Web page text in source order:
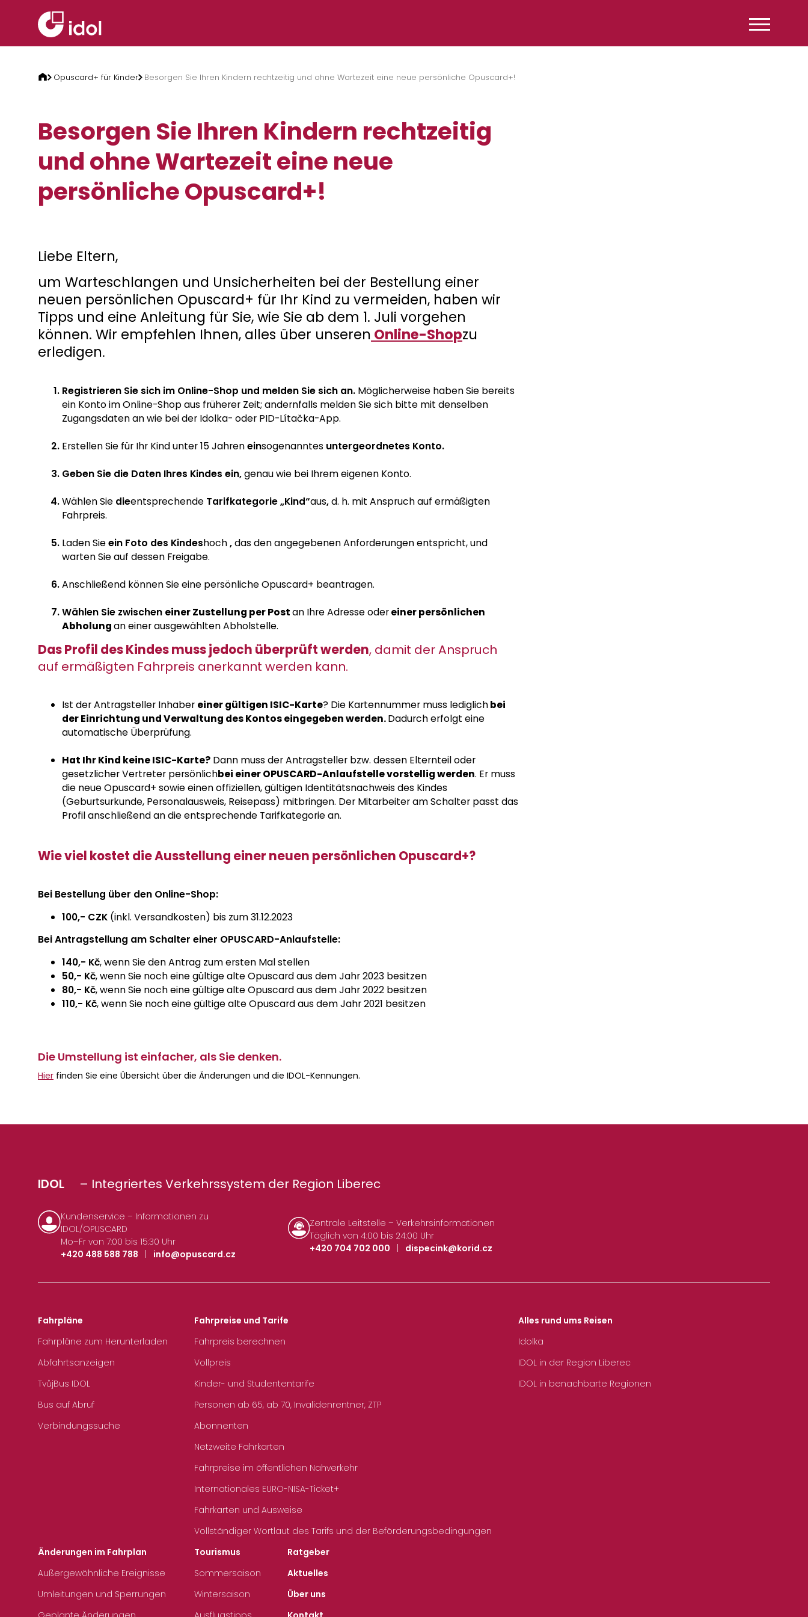
Opuscard+ für Kinder Besorgen Sie Ihren Kindern rechtzeitig und ohne Wartezeit eine neue persönliche Opuscard+!
Besorgen Sie Ihren Kindern rechtzeitig
und ohne Wartezeit eine neue
persönliche Opuscard+!
Liebe Eltern,
um Warteschlangen und Unsicherheiten bei der Bestellung einer
neuen persönlichen Opuscard+ für Ihr Kind zu vermeiden, haben wir
Tipps und eine Anleitung für Sie, wie Sie ab dem 1. Juli vorgehen
können. Wir empfehlen Ihnen, alles über unseren Online-Shopzu
erledigen.
Registrieren Sie sich im Online-Shop und melden Sie sich an. Möglicherweise haben Sie bereits
ein Konto im Online-Shop aus früherer Zeit; andernfalls melden Sie sich bitte mit denselben
Zugangsdaten an wie bei der Idolka- oder PID-Lítačka-App.
Erstellen Sie für Ihr Kind unter 15 Jahreneinsogenanntes untergeordnetes Konto.
Geben Sie die Daten Ihres Kindes ein,genau wie bei Ihrem eigenen Konto.
Wählen Sie dieentsprechende Tarifkategorie „Kind“aus,d. h. mit Anspruch auf ermäßigten
Fahrpreis.
Laden Sieein Foto des Kindeshoch,das den angegebenen Anforderungen entspricht, und
warten Sie auf dessen Freigabe.
Anschließend könnenSie eine persönliche Opuscard+ beantragen.
Wählen Sie zwischen einer Zustellung per Postan Ihre Adresse odereiner persönlichen
Abholungan einer ausgewählten Abholstelle.
Das Profil des Kindes muss jedoch überprüft werden, damit der Anspruch
auf ermäßigten Fahrpreis anerkannt werden kann.
Ist der Antragsteller Inhaber einer gültigen ISIC-Karte? Die Kartennummer muss lediglichbei
der Einrichtung und Verwaltung des Kontos eingegeben werden.Dadurch erfolgt eine
automatische Überprüfung.
Hat Ihr Kind keine ISIC-Karte? Dann muss der Antragsteller bzw. dessen Elternteil oder
gesetzlicher Vertreter persönlichbei einer OPUSCARD-Anlaufstelle vorstellig werden. Er muss
die neue Opuscard+ sowie einen offiziellen, gültigen Identitätsnachweis des Kindes
(Geburtsurkunde, Personalausweis, Reisepass) mitbringen. Der Mitarbeiter am Schalter passt das
Profil anschließend an die entsprechende Tarifkategorie an.
Wie viel kostet die Ausstellung einer neuen persönlichen Opuscard+?
Bei Bestellung über den Online-Shop:
100,- CZK (inkl. Versandkosten) bis zum 31.12.2023
Bei Antragstellung am Schalter einer OPUSCARD-Anlaufstelle:
140,- Kč, wenn Sie den Antrag zum ersten Mal stellen
50,- Kč, wenn Sie noch eine gültige alte Opuscard aus dem Jahr 2023 besitzen
80,- Kč, wenn Sie noch eine gültige alte Opuscard aus dem Jahr 2022 besitzen
110,- Kč, wenn Sie noch eine gültige alte Opuscard aus dem Jahr 2021 besitzen
Die Umstellung ist einfacher, als Sie denken.
Hier finden Sie eine Übersicht über die Änderungen und die IDOL-Kennungen.
IDOL – Integriertes Verkehrssystem der Region Liberec
Kundenservice – Informationen zu
IDOL/OPUSCARD
Mo–Fr von 7:00 bis 15:30 Uhr
+420 488 588 788
info@opuscard.cz
Zentrale Leitstelle – Verkehrsinformationen
Täglich von 4:00 bis 24:00 Uhr
+420 704 702 000
| dispecink@korid.cz
Fahrpläne
Fahrpläne zum Herunterladen
Abfahrtsanzeigen
TvůjBus IDOL
Bus auf Abruf
Verbindungssuche
Fahrpreise und Tarife
Fahrpreis berechnen
Vollpreis
Kinder- und Studententarife
Personen ab 65, ab 70, Invalidenrentner, ZTP
Abonnenten
Netzweite Fahrkarten
Fahrpreise im öffentlichen Nahverkehr
Internationales EURO-NISA-Ticket+
Fahrkarten und Ausweise
Vollständiger Wortlaut des Tarifs und der Beförderungsbedingungen
Alles rund ums Reisen
Idolka
IDOL in der Region Liberec
IDOL in benachbarte Regionen
Änderungen im Fahrplan
Außergewöhnliche Ereignisse
Umleitungen und Sperrungen
Tourismus
Sommersaison
Wintersaison
Ratgeber
Aktuelles
Über uns